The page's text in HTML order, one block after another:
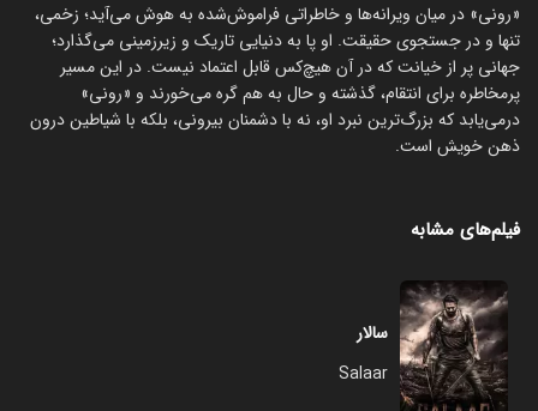
‏«رونی» در میان ویرانه‌ها و خاطراتی فراموش‌شده به هوش می‌آید؛ زخمی،
تنها و در جستجوی حقیقت. او پا به دنیایی تاریک و زیرزمینی می‌گذارد؛
جهانی پر از خیانت که در آن هیچ‌کس قابل اعتماد نیست. در این مسیر
پرمخاطره برای انتقام، گذشته و حال به هم گره می‌خورند و «رونی»
درمی‌یابد که بزرگ‌ترین نبرد او، نه با دشمنان بیرونی، بلکه با شیاطین درون
ذهن خویش است.
فیلم‌های مشابه
سالار
Salaar